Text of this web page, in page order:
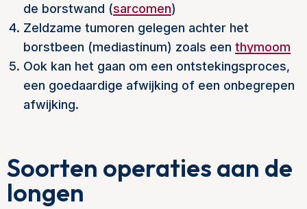
de borstwand (sarcomen)
Zeldzame tumoren gelegen achter het
borstbeen (mediastinum) zoals een thymoom
Ook kan het gaan om een ontstekingsproces,
een goedaardige afwijking of een onbegrepen
afwijking.
Soorten operaties aan de
longen